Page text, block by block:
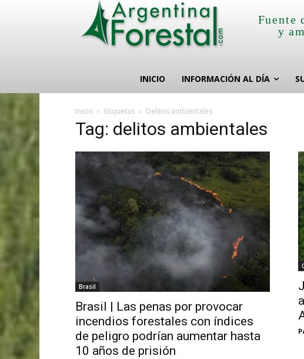
Fuente
y
INICIO INFORMACIÓN AL DÍA
Inicio Etiquetas Delitos ambientales
Tag: delitos ambientales
Brasil
Brasil | Las penas por provocar
incendios forestales con índices
de peligro podrían aumentar hasta
10 años de prisión